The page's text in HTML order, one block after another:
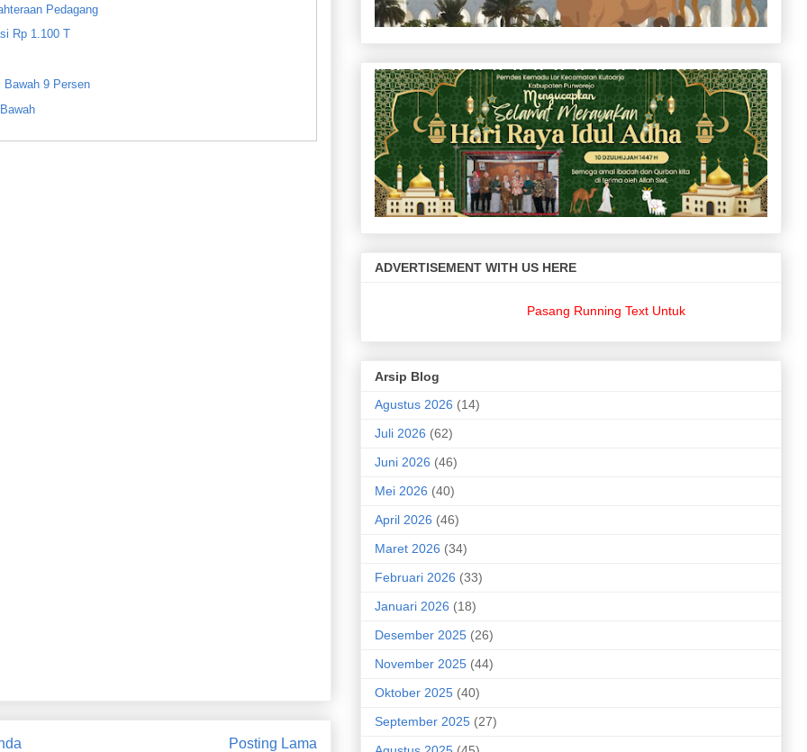
Pedagang
Rp 1.100 T
9 Persen
di Kabupaten Purworejo
Modal Dipercepat
Posting Lama
ADVERTISEMENT WITH US HERE
Pasang Running Text Untuk Keperluan Bisnis Anda??
Arsip Blog
Agustus 2026 (14)
Juli 2026 (62)
Juni 2026 (46)
Mei 2026 (40)
April 2026 (46)
Maret 2026 (34)
Februari 2026 (33)
Januari 2026 (18)
Desember 2025 (26)
November 2025 (44)
Oktober 2025 (40)
September 2025 (27)